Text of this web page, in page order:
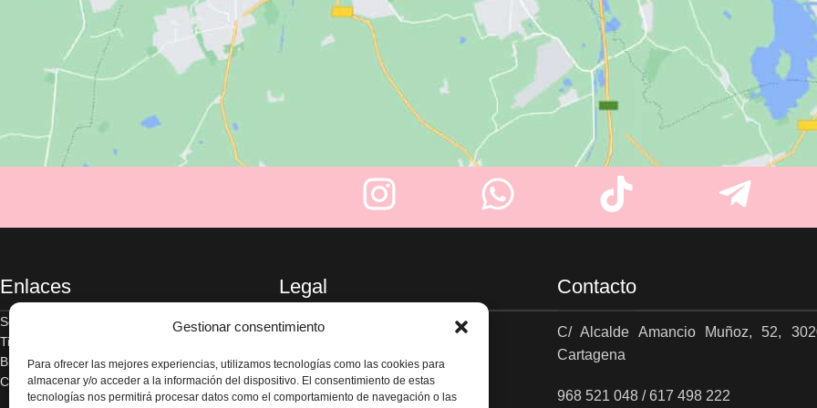
Gestionar consentimiento
Para ofrecer las mejores experiencias, utilizamos tecnologías como las cookies para
almacenar y/o acceder a la información del dispositivo. El consentimiento de estas
tecnologías nos permitirá procesar datos como el comportamiento de navegación o las
Enlaces
Sobre nosotros
Tienda
Blog
Contacte con nosotros
Legal
Aviso legal
Términos y condiciones
Envío y devoluciones
Accesibilidad
Contacto
C/ Alcalde Amancio Muñoz, 52,
Cartagena
968 521 048 / 617 498 222